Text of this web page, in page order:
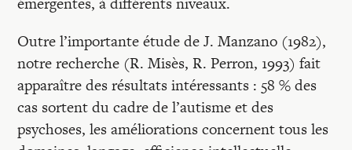
Outre l’importante étude de J. Manzano (1982),
notre recherche (R. Misès, R. Perron, 1993) fait
apparaître des résultats intéressants : 58 % des
cas sortent du cadre de l’autisme et des
psychoses, les améliorations concernent tous les